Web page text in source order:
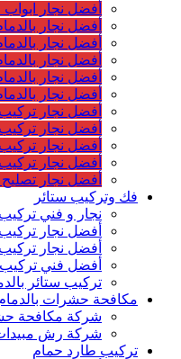
أفضل نجار ابواب حي
أفضل نجار
أفضل نجار بالدمام
أفضل نجار بالدمام 50%
أفضل نجار
أفضل نجار
أفضل نجار
أفضل نجار تركيب
أفضل نجار
أفضل نجار تركيب
أفضل نجار تصليح
فك وتركيب ستائر
نجار و فني تركيب
أفضل نجار
أفضل نجار
أفضل فني تركيب
تركيب ستائر
مكافحة حشرات
شركة مكافحة
شركة رش مبيدات
تركيب طارد حمام